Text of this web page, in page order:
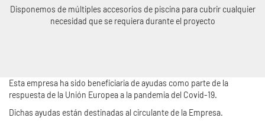
Disponemos de múltiples accesorios de piscina para cubrir cualquier
necesidad que se requiera durante el proyecto
Esta empresa ha sido beneficiaria de ayudas como parte de la
respuesta de la Unión Europea a la pandemia del Covid-19.
Dichas ayudas están destinadas al circulante de la Empresa.